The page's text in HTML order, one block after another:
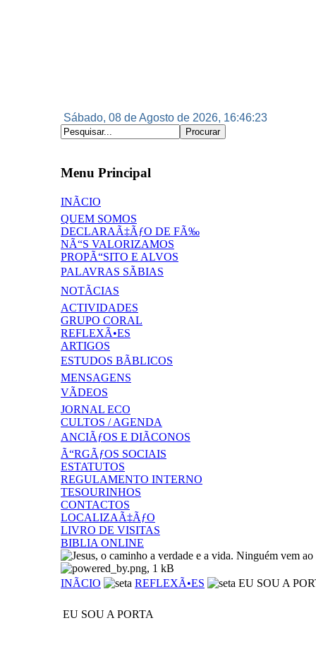
Sábado, 08 de Agosto de 2026, 16:46:24
Menu Principal
INÃCIO
QUEM SOMOS
DECLARAÃ‡ÃƒO DE FÃ‰
NÃ“S VALORIZAMOS
PROPÃ“SITO E ALVOS
PALAVRAS SÃBIAS
NOTÃCIAS
ACTIVIDADES
GRUPO CORAL
REFLEXÃ•ES
ARTIGOS
ESTUDOS BÃBLICOS
MENSAGENS
VÃDEOS
JORNAL ECO
CULTOS / AGENDA
ANCIÃƒOS E DIÃCONOS
Ã“RGÃƒOS SOCIAIS
ESTATUTOS
REGULAMENTO INTERNO
TESOURINHOS
CONTACTOS
LOCALIZAÃ‡ÃƒO
LIVRO DE VISITAS
BIBLIA ONLINE
INÃCIO REFLEXÃ•ES EU SOU A
EU SOU A PORTA